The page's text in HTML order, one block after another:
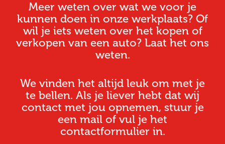
Meer weten over wat we voor je
kunnen doen in onze werkplaats? Of
wil je iets weten over het kopen of
verkopen van een auto? Laat het ons
weten.
We vinden het altijd leuk om met je
te bellen. Als je liever hebt dat wij
contact met jou opnemen, stuur je
een mail of vul je het
contactformulier in.